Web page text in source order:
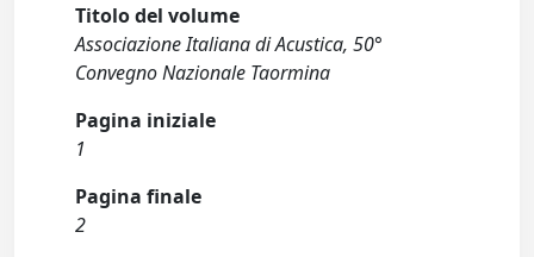
Titolo del volume
Associazione Italiana di Acustica, 50°
Convegno Nazionale Taormina
Pagina iniziale
1
Pagina finale
2